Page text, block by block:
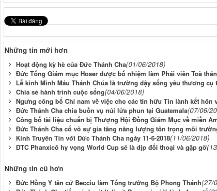
Những tin mới hơn
Hoạt động kỳ hè của Đức Thánh Cha(01/06/2018)
Đức Tổng Giám mục Hoser được bổ nhiệm làm Phái viên Toà
Lễ kính Mình Máu Thánh Chúa là trường dậy sống yêu thương cụ
Chia sẻ hành trình cuộc sống(04/06/2018)
Ngưng công bố Chỉ nam về việc cho các tín hữu Tin lành kết
Đức Thánh Cha chia buồn vụ núi lửa phun tại Guatemala(07/06/
Công bố tài liệu chuẩn bị Thượng Hội Đồng Giám Mục về miền
Đức Thánh Cha cổ võ sự gia tăng năng lượng tôn trọng môi
Kinh Truyền Tin với Đức Thánh Cha ngày 11-6-2018(11/06/2018)
ĐTC Phanxicô hy vọng World Cup sẽ là dịp đối thoại và gặp gỡ
Những tin cũ hơn
Đức Hồng Y tân cử Becciu làm Tổng trưởng Bộ Phong Thánh(27/